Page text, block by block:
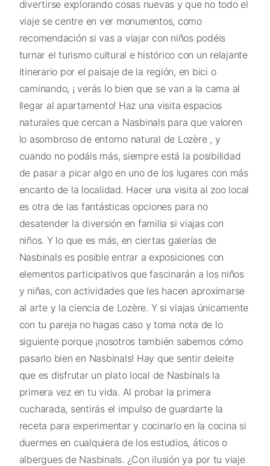
divertirse explorando cosas nuevas y que no todo el
viaje se centre en ver monumentos, como
recomendación si vas a viajar con niños podéis
turnar el turismo cultural e histórico con un relajante
itinerario por el paisaje de la región, en bici o
caminando, ¡ verás lo bien que se van a la cama al
llegar al apartamento! Haz una visita espacios
naturales que cercan a Nasbinals para que valoren
lo asombroso de entorno natural de Lozère , y
cuando no podáis más, siempre está la posibilidad
de pasar a picar algo en uno de los lugares con más
encanto de la localidad. Hacer una visita al zoo local
es otra de las fantásticas opciones para no
desatender la diversión en familia si viajas con
niños. Y lo que es más, en ciertas galerías de
Nasbinals es posible entrar a exposiciones con
elementos participativos que fascinarán a los niños
y niñas, con actividades que les hacen aproximarse
al arte y la ciencia de Lozère. Y si viajas únicamente
con tu pareja no hagas caso y toma nota de lo
siguiente porque ¡nosotros también sabemos cómo
pasarlo bien en Nasbinals! Hay que sentir deleite
que es disfrutar un plato local de Nasbinals la
primera vez en tu vida. Al probar la primera
cucharada, sentirás el impulso de guardarte la
receta para experimentar y cocinarlo en la cocina si
duermes en cualquiera de los estudios, áticos o
albergues de Nasbinals. ¿Con ilusión ya por tu viaje